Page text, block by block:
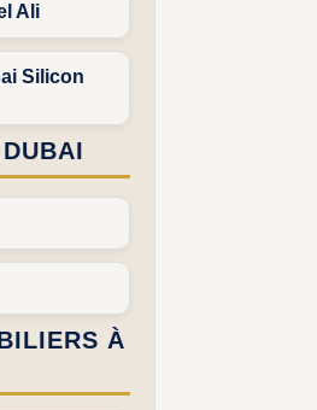
Ali
Silicon
À